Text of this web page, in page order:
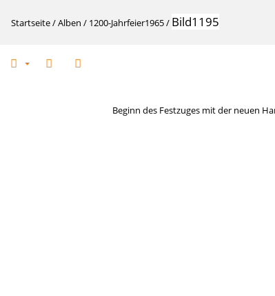
Startseite/Alben / 1200-Jahrfeier1965/ Bild1195
Beginn des Festzuges mit der neuen